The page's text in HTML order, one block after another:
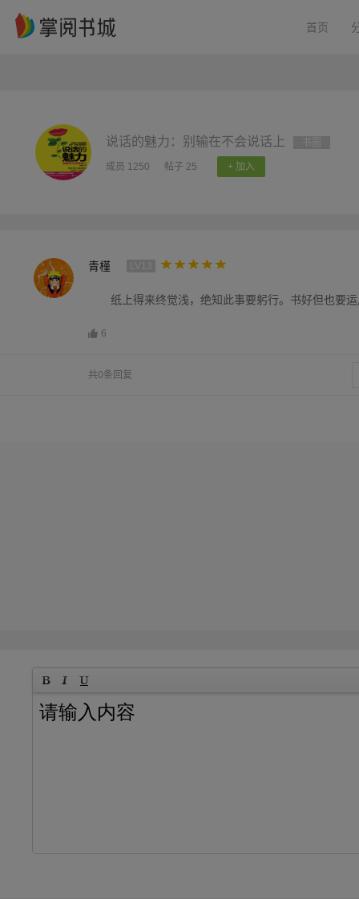
首页
说话的魅力：别输在不会说话上
成员 1250 帖子 25 + 加入
青槿
纸上得来终觉浅，绝知此事要躬行。书好但也要
6
共0条回复